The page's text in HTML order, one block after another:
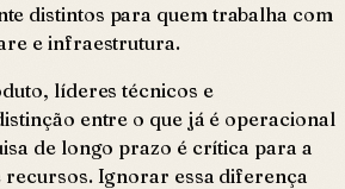
distintos para quem trabalha com
e infraestrutura.
líderes técnicos e
entre o que já é operacional
de longo prazo é crítica para a
recursos. Ignorar essa diferença